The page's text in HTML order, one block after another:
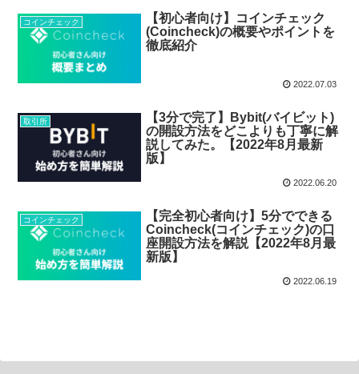
コインチェック
【初心者向け】コインチェック
(Coincheck)の概要やポイントを
徹底紹介
2022.07.03
取引所
【3分で完了】Bybit(バイビット)
の開設方法をどこよりも丁寧に解
説してみた。【2022年8月最新
版】
2022.06.20
コインチェック
【完全初心者向け】5分でできる
Coincheck(コインチェック)の口
座開設方法を解説【2022年8月最
新版】
2022.06.19